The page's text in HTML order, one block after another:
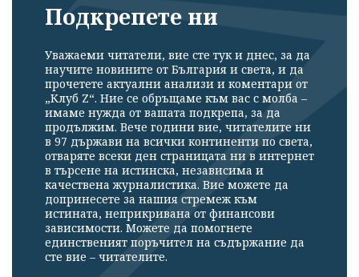
Подкрепете ни
Уважаеми читатели, вие сте тук и днес, за да
научите новините от България и света, и да
прочетете актуални анализи и коментари от
„Клуб Z“. Ние се обръщаме към вас с молба –
имаме нужда от вашата подкрепа, за да
продължим. Вече години вие, читателите ни
в 97 държави на всички континенти по света,
отваряте всеки ден страницата ни в интернет
в търсене на истинска, независима и
качествена журналистика. Вие можете да
допринесете за нашия стремеж към
истината, неприкривана от финансови
зависимости. Можете да помогнете
единственият поръчител на съдържание да
сте вие – читателите.